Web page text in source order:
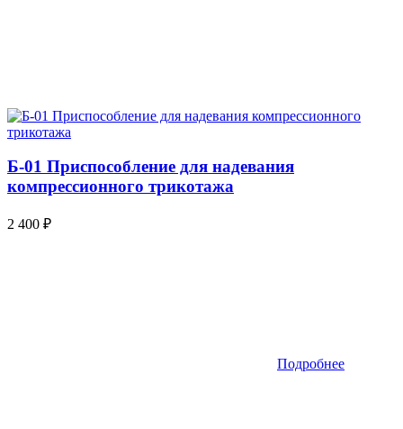
Б-01 Приспособление для надевания
компрессионного трикотажа
2 400 ₽
Подробнее